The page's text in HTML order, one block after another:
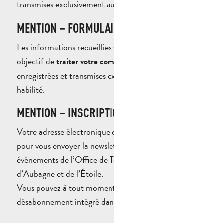
transmises exclusivement au service habilité.
MENTION – FORMULAIRE DE RÉSERVATION
Les informations recueillies via ce formulaire ont pour
objectif detraiter votre commande
enregistrées et transmises exclusivement au service
habilité.
MENTION – INSCRIPTION NEWSLETTER
Votre adresse électronique est uniquement utilisée
pour vous envoyer la newsletter et les invitations aux
événements de l’Office de Tourisme du Pays
d’Aubagne et de l’Étoile.
Vous pouvez à tout moment utiliser le lien de
désabonnement intégré dans chaque courriel.